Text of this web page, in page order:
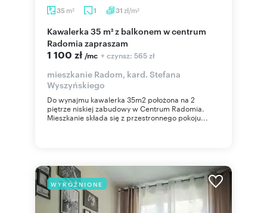
35 m2 1 31 zł/m2
Kawalerka 35 m² z balkonem w centrum
Radomia zapraszam
1 100 zł /mc + czynsz: 565 zł
mieszkanie Radom, kard. Stefana
Wyszyńskiego
Do wynajmu kawalerka 35m2 położona na 2
piętrze niskiej zabudowy w Centrum Radomia.
Mieszkanie składa się z przestronnego pokoju...
WYRÓŻNIONE